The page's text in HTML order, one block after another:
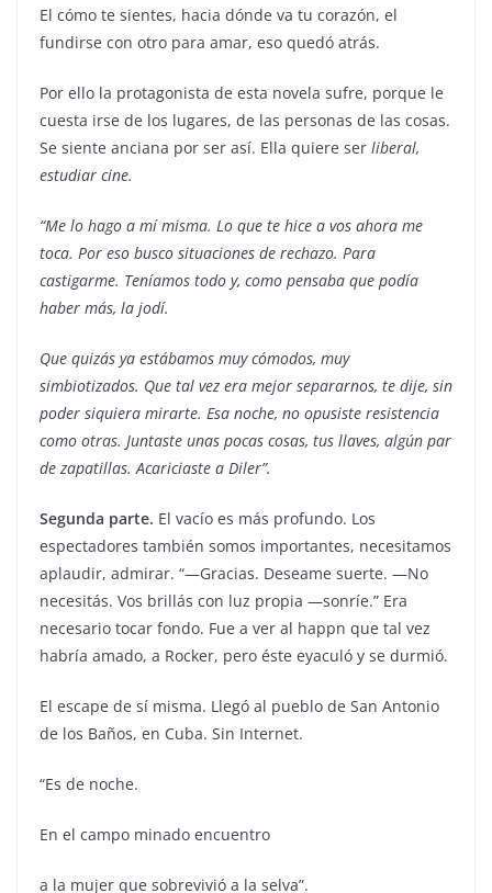
El cómo te sientes, hacia dónde va tu corazón, el
fundirse con otro para amar, eso quedó atrás.
Por ello la protagonista de esta novela sufre, porque le
cuesta irse de los lugares, de las personas de las cosas.
Se siente anciana por ser así. Ella quiere ser liberal,
estudiar cine.
“Me lo hago a mí misma. Lo que te hice a vos ahora me
toca. Por eso busco situaciones de rechazo. Para
castigarme. Teníamos todo y, como pensaba que podía
haber más, la jodí.
Que quizás ya estábamos muy cómodos, muy
simbiotizados. Que tal vez era mejor separarnos, te dije, sin
poder siquiera mirarte. Esa noche, no opusiste resistencia
como otras. Juntaste unas pocas cosas, tus llaves, algún par
de zapatillas. Acariciaste a Diler”.
Segunda parte. El vacío es más profundo. Los
espectadores también somos importantes, necesitamos
aplaudir, admirar. “—Gracias. Deseame suerte. —No
necesitás. Vos brillás con luz propia —sonríe.” Era
necesario tocar fondo. Fue a ver al happn que tal vez
habría amado, a Rocker, pero éste eyaculó y se durmió.
El escape de sí misma. Llegó al pueblo de San Antonio
de los Baños, en Cuba. Sin Internet.
“Es de noche.
En el campo minado encuentro
a la mujer que sobrevivió a la selva”.